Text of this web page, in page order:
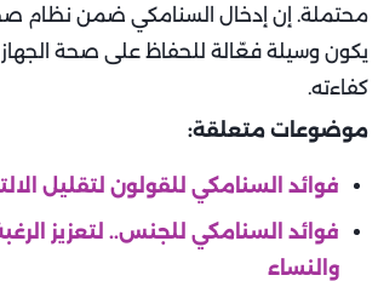
محتملة. إن إدخال السنامكي ضمن نظام
يكون وسيلة فعّالة للحفاظ على صحة الجهاز
كفاءته.
موضوعات متعلقة:
فوائد السنامكي للقولون لتقليل
فوائد السنامكي للجنس.. لتعزيز
والنساء